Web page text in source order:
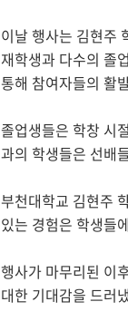
이날 행사는 김현주
재학생과 다수의 졸
통해 참여자들의 활
졸업생들은 학창 시
과의 학생들은 선배
부천대학교 김현주
있는 경험은 학생들
행사가 마무리된 이
대한 기대감을 드러